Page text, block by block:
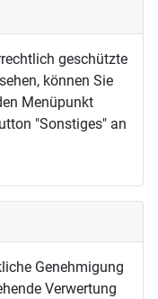
geschützte
können Sie
Menüpunkt
"Sonstiges" an
Genehmigung
Verwertung